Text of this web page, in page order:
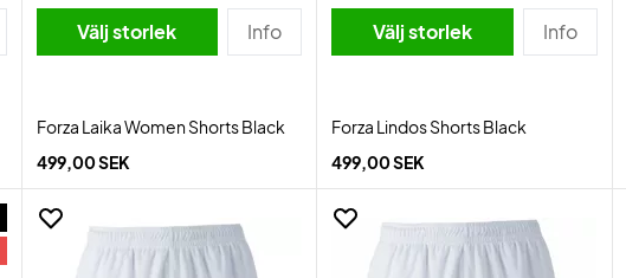
Välj storlek Info
Forza Laika Women Shorts Black
499,00 SEK
Välj storlek Info
Forza Lindos Shorts Black
499,00 SEK